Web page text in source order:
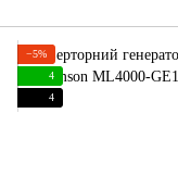
−5%
4
4